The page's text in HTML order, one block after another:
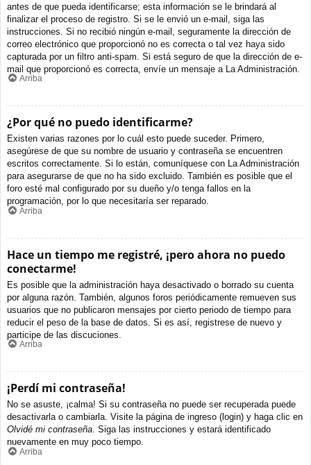
antes de que pueda identificarse; esta información se le brindará al
finalizar el proceso de registro. Si se le envió un e-mail, siga las
instrucciones. Si no recibió ningún e-mail, seguramente la dirección de
correo electrónico que proporcionó no es correcta o tal vez haya sido
capturada por un filtro anti-spam. Si está seguro de que la dirección de e-
mail que proporcionó es correcta, envíe un mensaje a La Administración.
Arriba
¿Por qué no puedo identificarme?
Existen varias razones por lo cuál esto puede suceder. Primero,
asegúrese de que su nombre de usuario y contraseña se encuentren
escritos correctamente. Si lo están, comuníquese con La Administración
para asegurarse de que no ha sido excluido. También es posible que el
foro esté mal configurado por su dueño y/o tenga fallos en la
programación, por lo que necesitaría ser reparado.
Arriba
Hace un tiempo me registré, ¡pero ahora no puedo
conectarme!
Es posible que la administración haya desactivado o borrado su cuenta
por alguna razón. También, algunos foros periódicamente remueven sus
usuarios que no publicaron mensajes por cierto periodo de tiempo para
reducir el peso de la base de datos. Si es así, registrese de nuevo y
participe de las discuciones.
Arriba
¡Perdí mi contraseña!
No se asuste, ¡calma! Si su contraseña no puede ser recuperada puede
desactivarla o cambiarla. Visite la página de ingreso (login) y haga clic en
Olvidé mi contraseña. Siga las instrucciones y estará identificado
nuevamente en muy poco tiempo.
Arriba